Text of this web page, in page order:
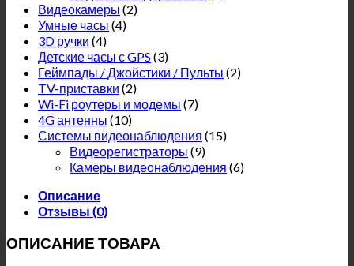
Видеокамеры (2)
Умные часы (4)
3D ручки (4)
Детские часы с GPS (3)
Геймпады / Джойстики / Пульты (2)
TV-приставки (2)
Wi-Fi роутеры и модемы (7)
4G антенны (10)
Системы видеонаблюдения (15)
Видеорегистраторы (9)
Камеры видеонаблюдения (6)
Описание
Отзывы (0)
ОПИСАНИЕ ТОВАРА